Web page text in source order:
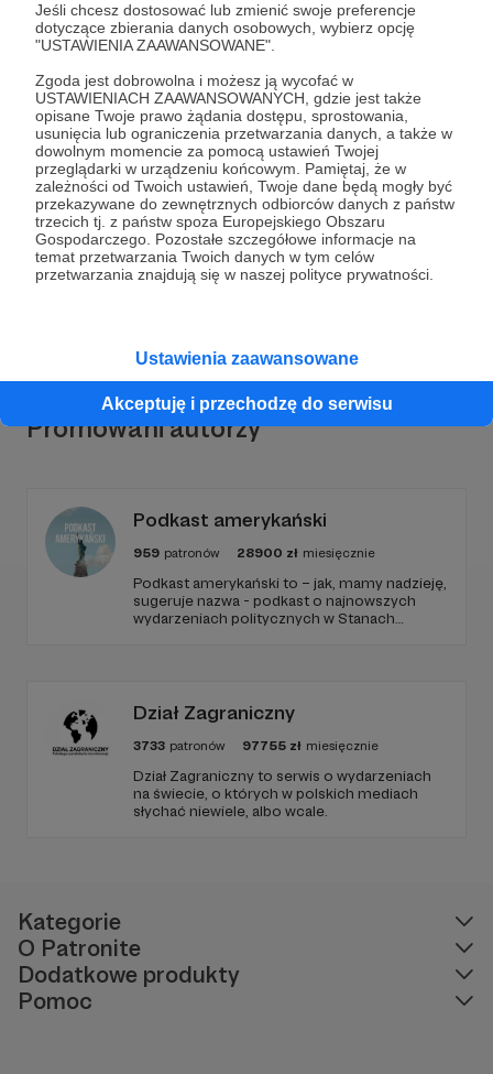
Jeśli chcesz dostosować lub zmienić swoje preferencje
dotyczące zbierania danych osobowych, wybierz opcję
"USTAWIENIA ZAAWANSOWANE".
Zgoda jest dobrowolna i możesz ją wycofać w
USTAWIENIACH ZAAWANSOWANYCH, gdzie jest także
opisane Twoje prawo żądania dostępu, sprostowania,
usunięcia lub ograniczenia przetwarzania danych, a także w
dowolnym momencie za pomocą ustawień Twojej
przeglądarki w urządzeniu końcowym. Pamiętaj, że w
zależności od Twoich ustawień, Twoje dane będą mogły być
przekazywane do zewnętrznych odbiorców danych z państw
trzecich tj. z państw spoza Europejskiego Obszaru
Gospodarczego. Pozostałe szczegółowe informacje na
temat przetwarzania Twoich danych w tym celów
przetwarzania znajdują się w naszej polityce prywatności.
Ustawienia zaawansowane
Akceptuję i przechodzę do serwisu
Dołącz do grona Patronów!
Wesprzyj działalność Autorasamochodozajuż teraz!
Promowani autorzy
Podkast amerykański
959 patronów 28900 zł miesięcznie
Podkast amerykański to – jak, mamy nadzieję,
sugeruje nazwa - podkast o najnowszych
wydarzeniach politycznych w Stanach
Dział Zagraniczny
3733 patronów 97755 zł miesięcznie
Dział Zagraniczny to serwis o wydarzeniach
na świecie, o których w polskich mediach
słychać niewiele, albo wcale.
Kategorie
O Patronite
Dodatkowe produkty
Pomoc